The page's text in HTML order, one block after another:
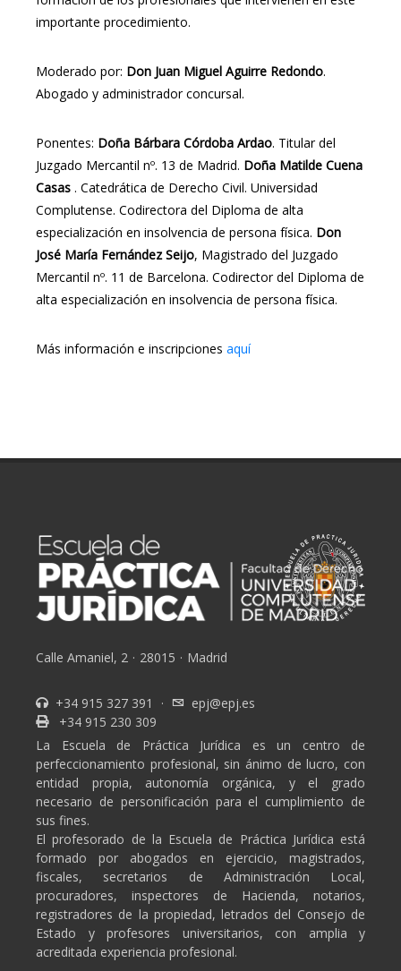
importante procedimiento.
Moderado por: Don Juan Miguel Aguirre Redondo.
Abogado y administrador concursal.
Ponentes: Doña Bárbara Córdoba Ardao. Titular del
Juzgado Mercantil nº. 13 de Madrid. Doña Matilde Cuena
Casas . Catedrática de Derecho Civil. Universidad
Complutense. Codirectora del Diploma de alta
especialización en insolvencia de persona física. Don
José María Fernández Seijo, Magistrado del Juzgado
Mercantil nº. 11 de Barcelona. Codirector del Diploma de
alta especialización en insolvencia de persona física.
Más información e inscripciones aquí
Calle Amaniel, 2 · 28015 · Madrid
+34 915 327 391 ·
epj@epj.es
+34 915 230 309
La Escuela de Práctica Jurídica es un centro de
perfeccionamiento profesional, sin ánimo de lucro, con
entidad propia, autonomía orgánica, y el grado
necesario de personificación para el cumplimiento de
sus fines.
El profesorado de la Escuela de Práctica Jurídica está
formado por abogados en ejercicio, magistrados,
fiscales, secretarios de Administración Local,
procuradores, inspectores de Hacienda, notarios,
registradores de la propiedad, letrados del Consejo de
Estado y profesores universitarios, con amplia y
acreditada experiencia profesional.